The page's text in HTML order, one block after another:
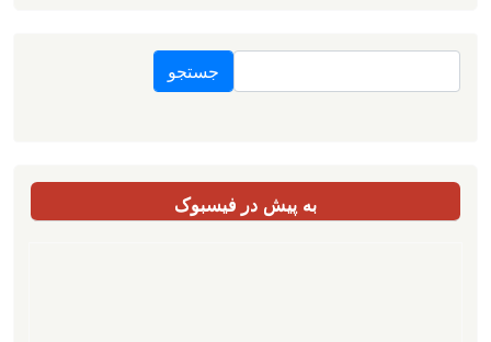
جستجو
به پیش در فیسبوک